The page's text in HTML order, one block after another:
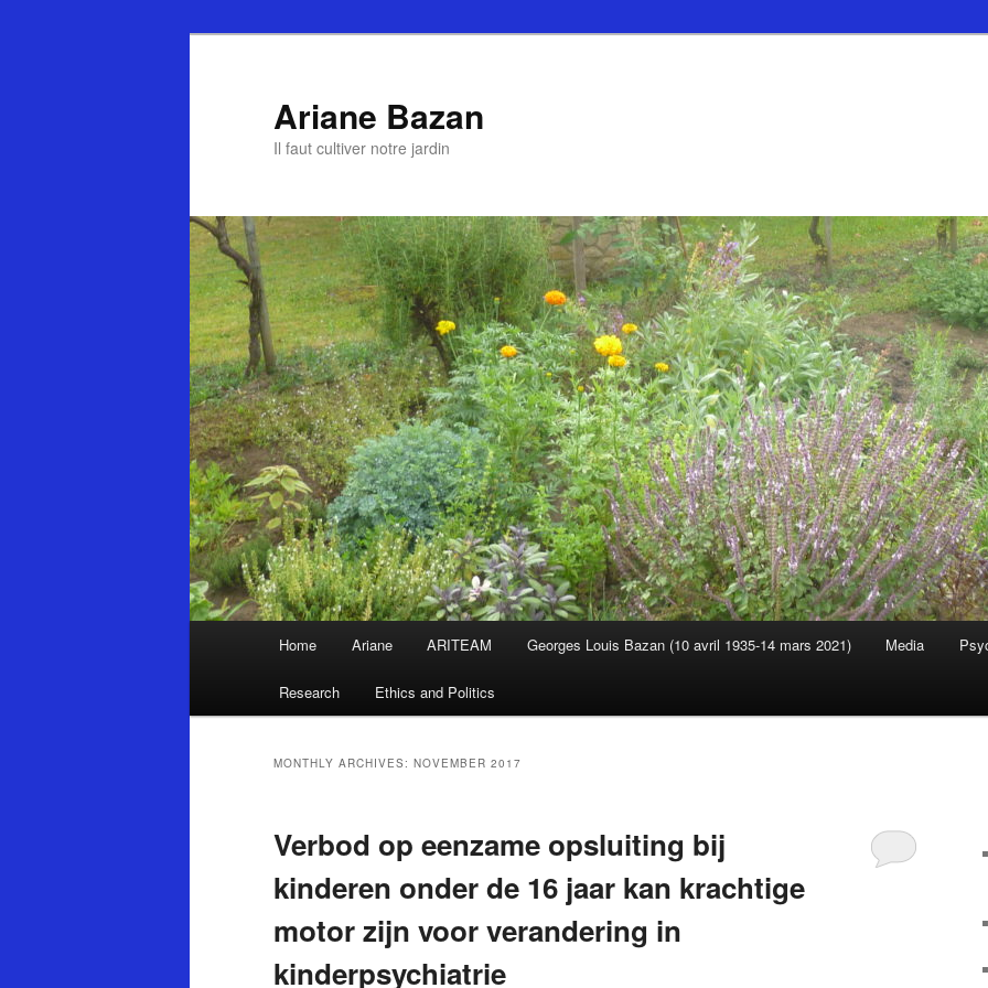
Ariane Bazan
Il faut cultiver notre jardin
Skip
to
primary
Skip
to
secondary
Home Ariane ARITEAM Georges Louis Bazan (10 avril 1935-14 mars 2021) Media
Research Ethics and Politics
MONTHLY ARCHIVES: NOVEMBER 2017
Verbod op eenzame opsluiting bij
kinderen onder de 16 jaar kan krachtige
motor zijn voor verandering in
kinderpsychiatrie